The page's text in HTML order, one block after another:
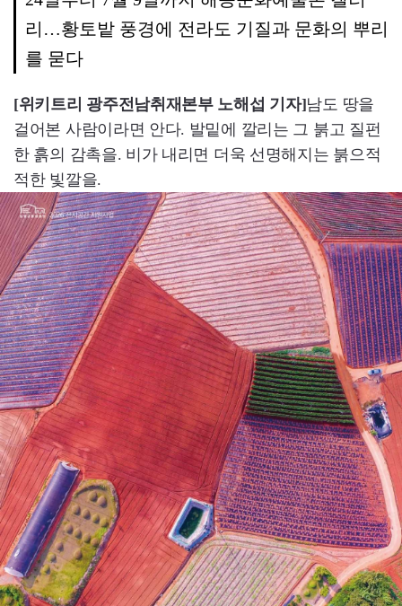
리…황토밭 풍경에 전라도 기질과 문화의 뿌리
를 묻다
[위키트리 광주전남취재본부 노해섭 기자]남도 땅을
걸어본 사람이라면 안다. 발밑에 깔리는 그 붉고 질펀
한 흙의 감촉을. 비가 내리면 더욱 선명해지는 붉으적
적한 빛깔을.